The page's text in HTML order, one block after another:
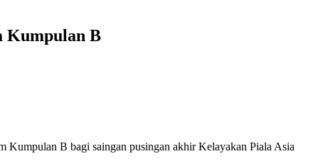
Kumpulan B
Kumpulan B bagi saingan pusingan akhir Kelayakan Piala Asia